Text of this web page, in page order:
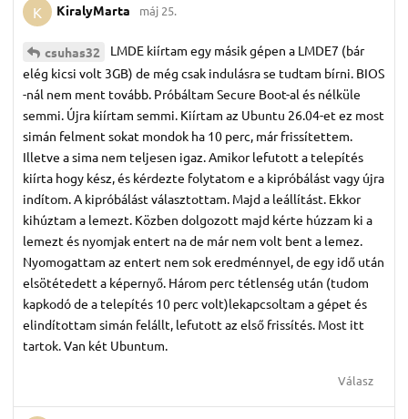
K KiralyMarta máj 25.
csuhas32
LMDE kiírtam egy másik gépen a LMDE7 (bár
elég kicsi volt 3GB) de még csak indulásra se tudtam bírni. BIOS
-nál nem ment tovább. Próbáltam Secure Boot-al és nélküle
semmi. Újra kiírtam semmi. Kiírtam az Ubuntu 26.04-et ez most
simán felment sokat mondok ha 10 perc, már frissítettem.
Illetve a sima nem teljesen igaz. Amikor lefutott a telepítés
kiírta hogy kész, és kérdezte folytatom e a kipróbálást vagy újra
indítom. A kipróbálást választottam. Majd a leállítást. Ekkor
kihúztam a lemezt. Közben dolgozott majd kérte húzzam ki a
lemezt és nyomjak entert na de már nem volt bent a lemez.
Nyomogattam az entert nem sok eredménnyel, de egy idő után
elsötétedett a képernyő. Három perc tétlenség után (tudom
kapkodó de a telepítés 10 perc volt)lekapcsoltam a gépet és
elindítottam simán felállt, lefutott az első frissítés. Most itt
tartok. Van két Ubuntum.
Válasz